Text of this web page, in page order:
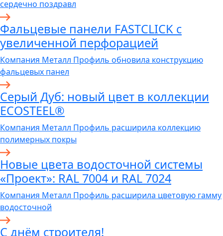
сердечно поздравл
Фальцевые панели FASTCLICK с
увеличенной перфорацией
Компания Металл Профиль обновила конструкцию
фальцевых панел
Серый Дуб: новый цвет в коллекции
ECOSTEEL®
Компания Металл Профиль расширила коллекцию
полимерных покры
Новые цвета водосточной системы
«Проект»: RAL 7004 и RAL 7024
Компания Металл Профиль расширила цветовую гамму
водосточной
C днём строителя!